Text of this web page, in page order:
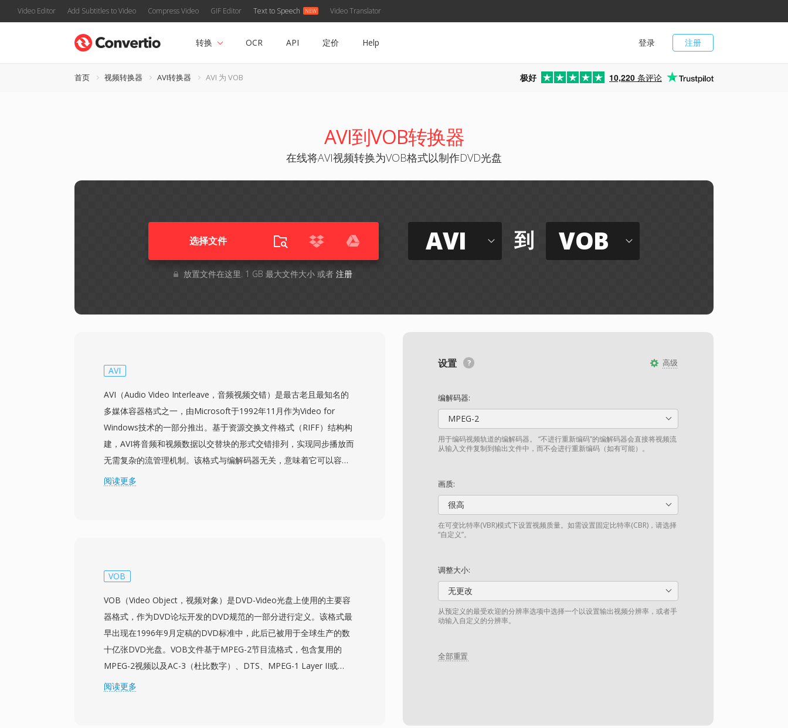
Video Editor Add Subtitles to Video Compress Video GIF Editor Text to Speech Video Translator
注册
登录
转换 OCR API 定价 Help
首页 视频转换器 AVI转换器 AVI 为 VOB 极好 10,220 条评论
AVI到VOB转换器
在线将AVI视频转换为VOB格式以制作DVD光盘
选择文件
放置文件在这里. 1 GB 最大文件大小 或者 注册
AVI 到 VOB
高级
设置
编解码器:
MPEG-2
用于编码视频轨道的编解码器。 “不进行重新编码”的编解码器会直接将视频流
从输入文件复制到输出文件中，而不会进行重新编码（如有可能）。
画质:
很高
在可变比特率(VBR)模式下设置视频质量。如需设置固定比特率(CBR)，请选择
“自定义”。
调整大小:
无更改
从预定义的最受欢迎的分辨率选项中选择一个以设置输出视频分辨率，或者手
动输入自定义的分辨率。
全部重置
AVI
AVI（Audio Video Interleave，音频视频交错）是最古老且最知名的
多媒体容器格式之一，由Microsoft于1992年11月作为Video for
Windows技术的一部分推出。基于资源交换文件格式（RIFF）结构构
建，AVI将音频和视频数据以交替块的形式交错排列，实现同步播放而
无需复杂的流管理机制。该格式与编解码器无关，意味着它可以容纳
几乎任何编解码器压缩的视频，从早期的Cinepak和Indeo到现代的
原生支持可变帧率或高级字幕格式。OpenDML扩展（AVI 2.0）通过
然是最被广泛认可的多媒体格式之一，在所有主要操作系统的媒体播
放器和编辑工具中仍获得广泛支持。
阅读更多
VOB
VOB（Video Object，视频对象）是DVD-Video光盘上使用的主要容
器格式，作为DVD论坛开发的DVD规范的一部分进行定义。该格式最
早出现在1996年9月定稿的DVD标准中，此后已被用于全球生产的数
十亿张DVD光盘。VOB文件基于MPEG-2节目流格式，包含复用的
MPEG-2视频以及AC-3（杜比数字）、DTS、MPEG-1 Layer II或
LPCM格式的音频。除音视频外，VOB文件还承载作为位图叠加层的
阅读更多